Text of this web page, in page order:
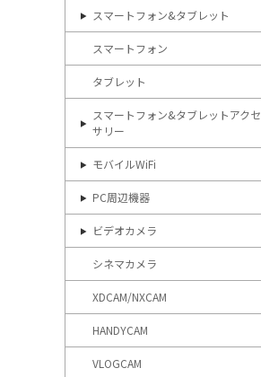
スマートフォン&タブレット
スマートフォン
タブレット
スマートフォン&タブレットアクセ
サリー
モバイルWiFi
PC周辺機器
ビデオカメラ
シネマカメラ
XDCAM/NXCAM
HANDYCAM
VLOGCAM